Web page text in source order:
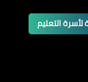
لأسرة التعليم